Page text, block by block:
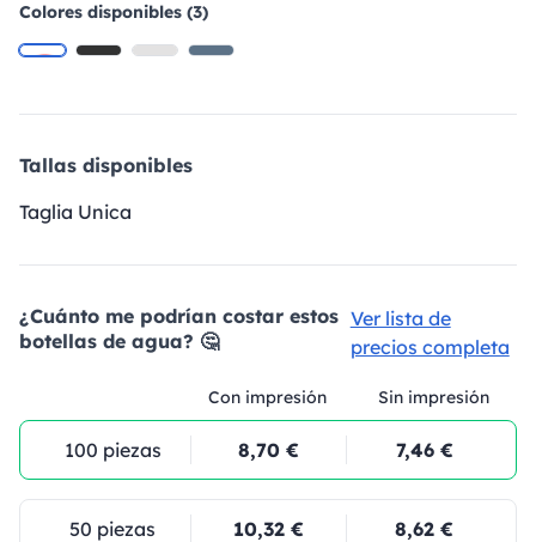
Colores disponibles (3)
Tallas disponibles
Taglia Unica
¿Cuánto me podrían costar estos
botellas de agua? 🤔
Ver lista de
precios completa
Con impresión Sin impresión
100 piezas 8,70 € 7,46 €
50 piezas 10,32 € 8,62 €